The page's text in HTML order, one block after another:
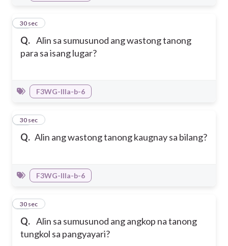
Q. Alin sa sumusunod ang wastong tanong
para sa isang lugar?
14
30 sec
F3WG-IIIa-b-6
Q. Alin ang wastong tanong kaugnay sa bilang?
15
30 sec
F3WG-IIIa-b-6
Q. Alin sa sumusunod ang angkop na tanong
tungkol sa pangyayari?
16
30 sec